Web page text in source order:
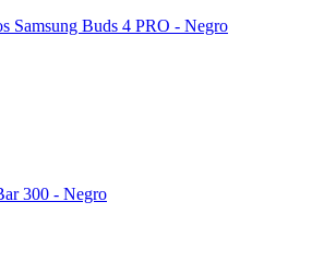
Samsung Buds 4 PRO - Negro
300 - Negro